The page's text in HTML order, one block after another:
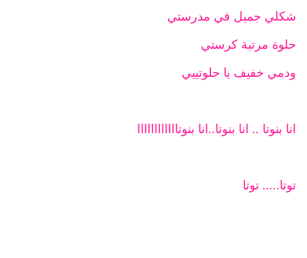
شكلي جميل في مدرستي
حلوة مرتبة كرستي
ودمي خفيف يا حلوتييي
انا بنوتا .. انا بنوتا..انا بنوتاااااااااااا
توتا..... توتا